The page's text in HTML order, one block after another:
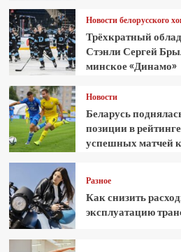
Новости белорусского
Трёхкратный
Стэнли Сергей
минское «Динамо»
Новости
Беларусь
позиции в
успешных матчей
Разное
Как снизить
эксплуатацию